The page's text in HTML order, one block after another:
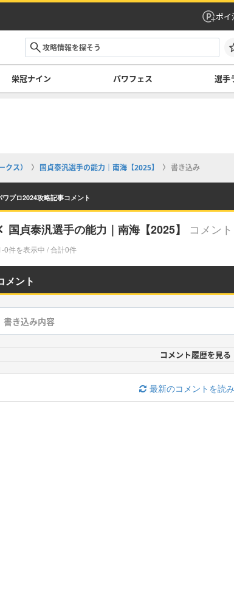
ポイ
栄冠ナイン パワフェス 選手
クス） 国貞泰汎選手の能力｜南海【2025】 書き込み
ワプロ2024攻略記事コメント
国貞泰汎選手の能力｜南海【2025】 コメント
0件を表示中 / 合計0件
メント
コメント履歴を見る
最新のコメントを読